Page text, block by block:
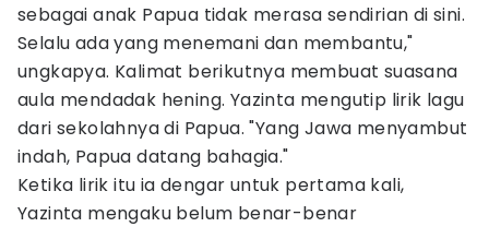
sebagai anak Papua tidak merasa sendirian di sini.
Selalu ada yang menemani dan membantu,"
ungkapya. Kalimat berikutnya membuat suasana
aula mendadak hening. Yazinta mengutip lirik lagu
dari sekolahnya di Papua. "Yang Jawa menyambut
indah, Papua datang bahagia."
Ketika lirik itu ia dengar untuk pertama kali,
Yazinta mengaku belum benar-benar